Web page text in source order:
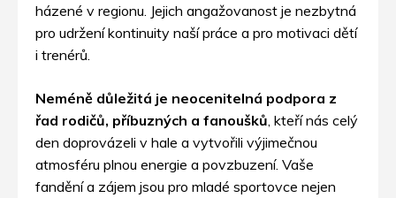
házené v regionu. Jejich angažovanost je nezbytná
pro udržení kontinuity naší práce a pro motivaci dětí
i trenérů.
Neméně důležitá je neocenitelná podpora z
řad rodičů, příbuzných a fanoušků , kteří nás celý
den doprovázeli v hale a vytvořili výjimečnou
atmosféru plnou energie a povzbuzení. Vaše
fandění a zájem jsou pro mladé sportovce nejen